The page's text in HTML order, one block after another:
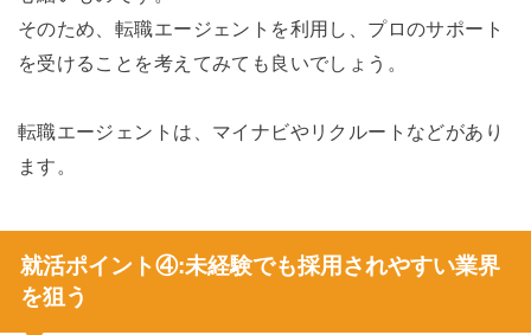
そのため、転職エージェントを利用し、プロのサポート
を受けることを考えてみても良いでしょう。
転職エージェントは、マイナビやリクルートなどがあり
ます。
就活ポイント④:未経験でも採用されやすい業界
を狙う